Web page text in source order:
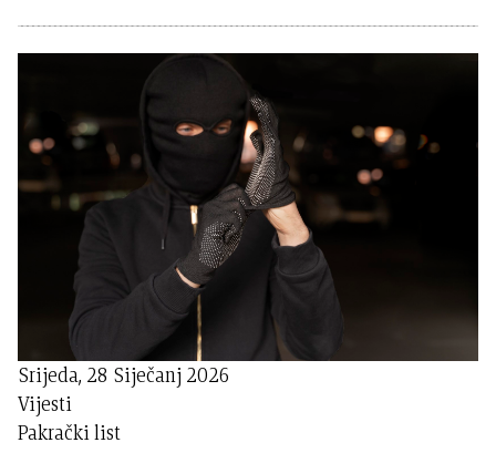
Srijeda, 28 Siječanj 2026
Vijesti
Pakrački list